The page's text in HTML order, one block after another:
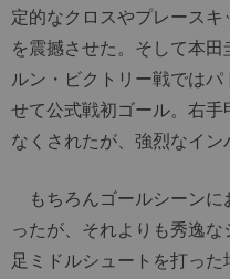
定的なクロスやプレース
を震撼させた。そして本
ルン・ビクトリー戦では
せて公式戦初ゴール。右
なくされたが、強烈なイン
もちろんゴールシーンに
ったが、それよりも秀逸
足ミドルシュートを打っ